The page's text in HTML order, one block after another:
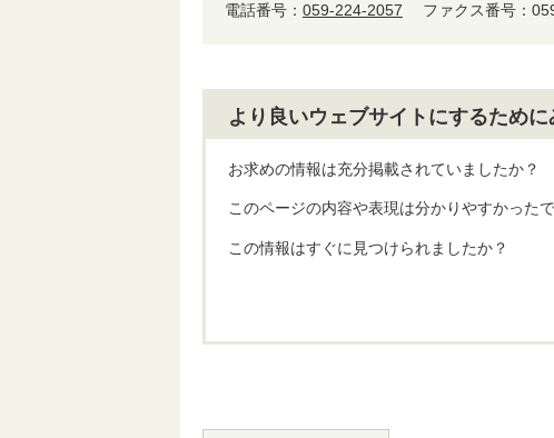
電話番号： 059-224-2057 ファクス番号：
より良いウェブサイトにするため
お求めの情報は充分掲載されていましたか？
このページの内容や表現は分かりやすかった
この情報はすぐに見つけられましたか？